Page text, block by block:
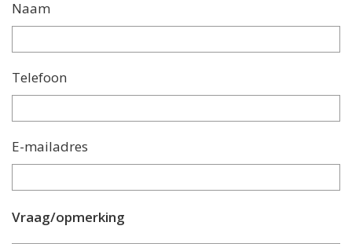
Naam
Telefoon
E-mailadres
Vraag/opmerking